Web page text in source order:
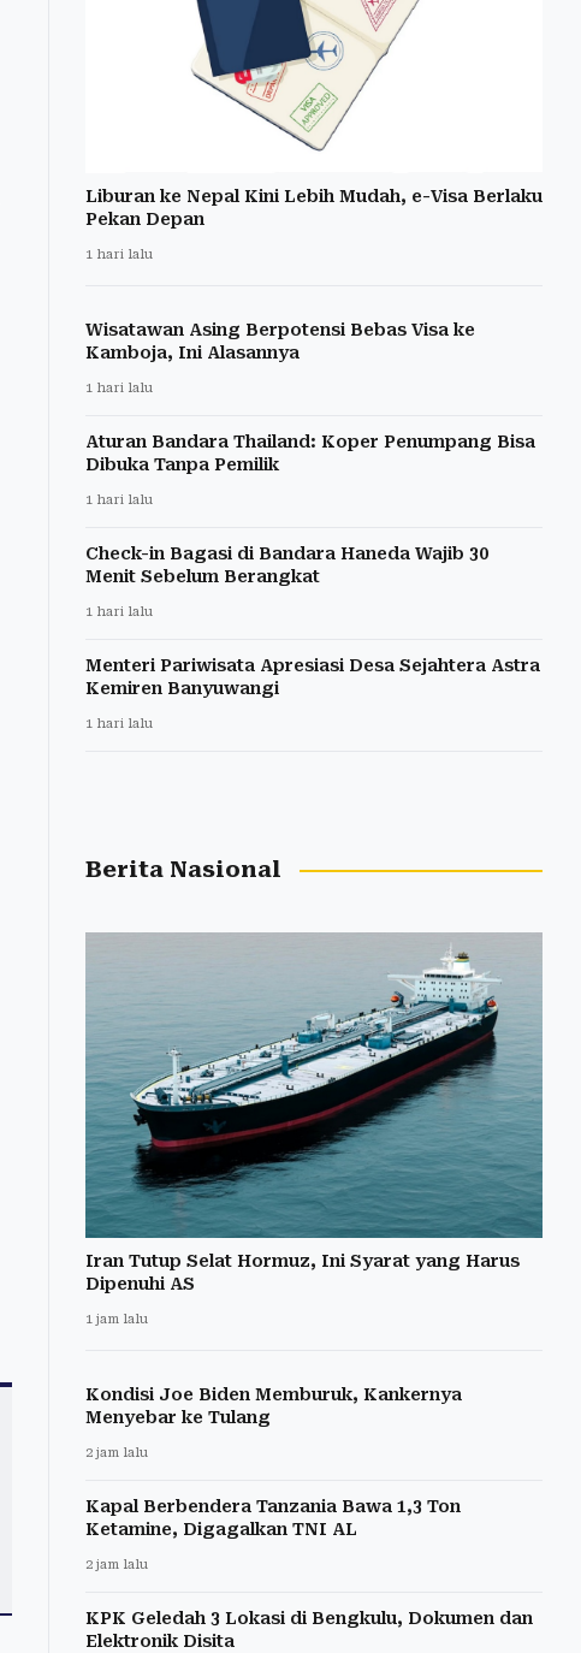
Liburan ke Nepal Kini Lebih Mudah, e-Visa Berlaku
Pekan Depan
1 hari lalu
Wisatawan Asing Berpotensi Bebas Visa ke
Kamboja, Ini Alasannya
1 hari lalu
Aturan Bandara Thailand: Koper Penumpang Bisa
Dibuka Tanpa Pemilik
1 hari lalu
Check-in Bagasi di Bandara Haneda Wajib 30
Menit Sebelum Berangkat
1 hari lalu
Menteri Pariwisata Apresiasi Desa Sejahtera Astra
Kemiren Banyuwangi
1 hari lalu
Berita Nasional
Iran Tutup Selat Hormuz, Ini Syarat yang Harus
Dipenuhi AS
1 jam lalu
Kondisi Joe Biden Memburuk, Kankernya
Menyebar ke Tulang
2 jam lalu
Kapal Berbendera Tanzania Bawa 1,3 Ton
Ketamine, Digagalkan TNI AL
2 jam lalu
KPK Geledah 3 Lokasi di Bengkulu, Dokumen dan
Elektronik Disita